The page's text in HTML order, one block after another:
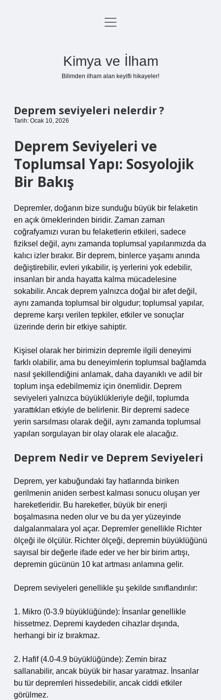
Anasayfa
menüyü
Kimya ve İlham
Bilimden ilham alan keyifli hikayeler!
Deprem seviyeleri nelerdir ?
Tarih: Ocak 10, 2026
Deprem Seviyeleri ve
Toplumsal Yapı: Sosyolojik
Bir Bakış
Depremler, doğanın bize sunduğu büyük bir felaketin
en açık örneklerinden biridir. Zaman zaman
coğrafyamızı vuran bu felaketlerin etkileri, sadece
fiziksel değil, aynı zamanda toplumsal yapılarımızda da
kalıcı izler bırakır. Bir deprem, binlerce yaşamı anında
değiştirebilir, evleri yıkabilir, iş yerlerini yok edebilir,
insanları bir anda hayatta kalma mücadelesine
sokabilir. Ancak deprem yalnızca doğal bir afet değil,
aynı zamanda toplumsal bir olgudur; toplumsal yapılar,
depreme karşı verilen tepkiler, etkiler ve sonuçlar
üzerinde derin bir etkiye sahiptir.
Kişisel olarak her birimizin depremle ilgili deneyimi
farklı olabilir, ama bu deneyimlerin toplumsal bağlamda
nasıl şekillendiğini anlamak, daha dayanıklı ve adil bir
toplum inşa edebilmemiz için önemlidir. Deprem
seviyeleri yalnızca büyüklükleriyle değil, toplumda
yarattıkları etkiyle de belirlenir. Bir depremi sadece
yerin sarsılması olarak değil, aynı zamanda toplumsal
yapıları sorgulayan bir olay olarak ele alacağız.
Deprem Nedir ve Deprem Seviyeleri
Deprem, yer kabuğundaki fay hatlarında biriken
gerilmenin aniden serbest kalması sonucu oluşan yer
hareketleridir. Bu hareketler, büyük bir enerji
boşalmasına neden olur ve bu da yer yüzeyinde
dalgalanmalara yol açar. Depremler genellikle Richter
ölçeği ile ölçülür. Richter ölçeği, depremin büyüklüğünü
sayısal bir değerle ifade eder ve her bir birim artışı,
depremin gücünün 10 kat artması anlamına gelir.
Deprem seviyeleri genellikle şu şekilde sınıflandırılır:
1. Mikro (0-3.9 büyüklüğünde): İnsanlar genellikle
hissetmez. Depremi kaydeden cihazlar dışında,
herhangi bir iz bırakmaz.
2. Hafif (4.0-4.9 büyüklüğünde): Zemin biraz
sallanabilir, ancak büyük bir hasar yaratmaz. İnsanlar
bu tür depremleri hissedebilir, ancak ciddi etkiler
görülmez.